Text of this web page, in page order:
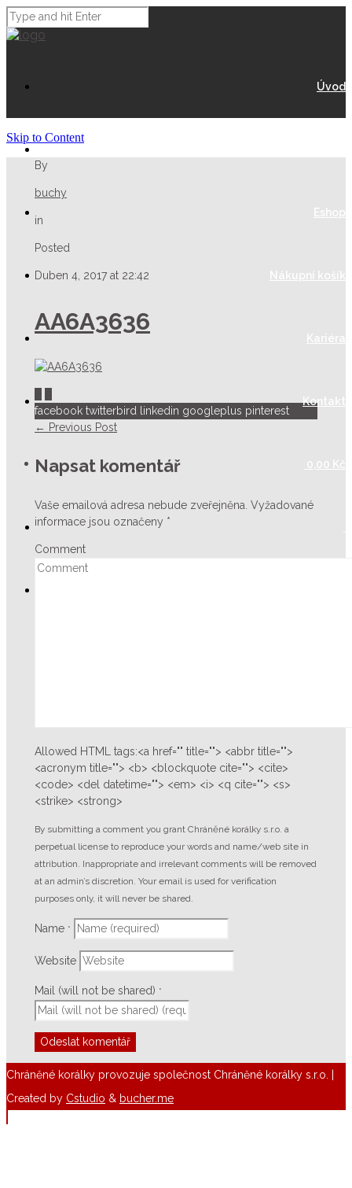
Úvod
Eshop
Nákupní košík
Kariéra
Kontakt
0,00 Kč
Skip to Content
By
buchy
in
Posted
Duben 4, 2017 at 22:42
AA6A3636
facebook twitterbird linkedin googleplus pinterest
← Previous Post
Napsat komentář
Vaše emailová adresa nebude zveřejněna. Vyžadované
informace jsou označeny *
Comment
Allowed HTML tags:<a href="" title=""> <abbr title="">
<acronym title=""> <b> <blockquote cite=""> <cite>
<code> <del datetime=""> <em> <i> <q cite=""> <s>
<strike> <strong>
By submitting a comment you grant Chráněné korálky s.r.o. a
perpetual license to reproduce your words and name/web site in
attribution. Inappropriate and irrelevant comments will be removed
at an admin’s discretion. Your email is used for verification
purposes only, it will never be shared.
Name *
Website
Mail (will not be shared) *
Chráněné korálky provozuje společnost Chráněné korálky s.r.o. |
Created by Cstudio & bucher.me